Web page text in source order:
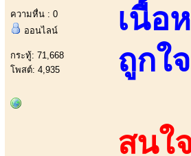
ความหื่น : 0
ออนไลน์
กระทู้: 71,668
โพสต์: 4,935
เนื้อ
ถูกใ
สนใ